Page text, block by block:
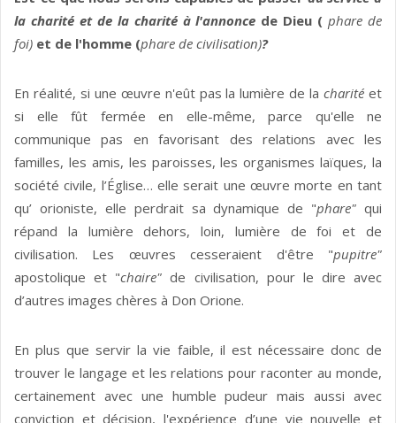
la charité et de la charité à l'annonce de Dieu (phare de
foi) et de l'homme (phare de civilisation)?
En réalité, si une œuvre n'eût pas la lumière de lacharitéet
si elle fût fermée en elle-même, parce qu'elle ne
communique pas en favorisant des relations avec les
familles, les amis, les paroisses, les organismes laïques, la
société civile, l’Église… elle serait une œuvre morte en tant
qu’ orioniste, elle perdrait sa dynamique de "phare" qui
répand la lumière dehors, loin, lumière de foi et de
civilisation. Les œuvres cesseraient d'être "pupitre"
apostolique et "chaire"de civilisation, pour le dire avec
d’autres images chères à Don Orione.
En plus que servir la vie faible, il est nécessaire donc de
trouver le langage et les relations pour raconter au monde,
certainement avec une humble pudeur mais aussi avec
conviction et décision, l'expérience d’une vie nouvelle et